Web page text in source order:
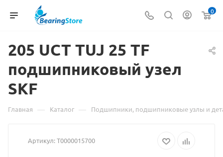
0
205 UCT TUJ 25 TF
о
205
TUJ
подшипниковый узел
SKF
Главная — Каталог — Подшипники, подшипниковые узлы и
Артикул:Т0000015700